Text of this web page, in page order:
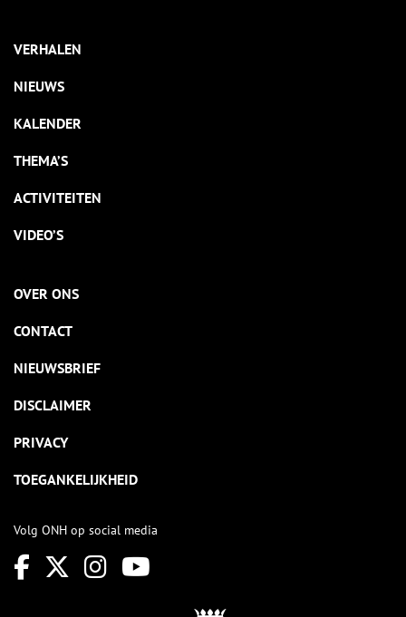
VERHALEN
NIEUWS
KALENDER
THEMA’S
ACTIVITEITEN
VIDEO’S
OVER ONS
CONTACT
NIEUWSBRIEF
DISCLAIMER
PRIVACY
TOEGANKELIJKHEID
Volg ONH op social media